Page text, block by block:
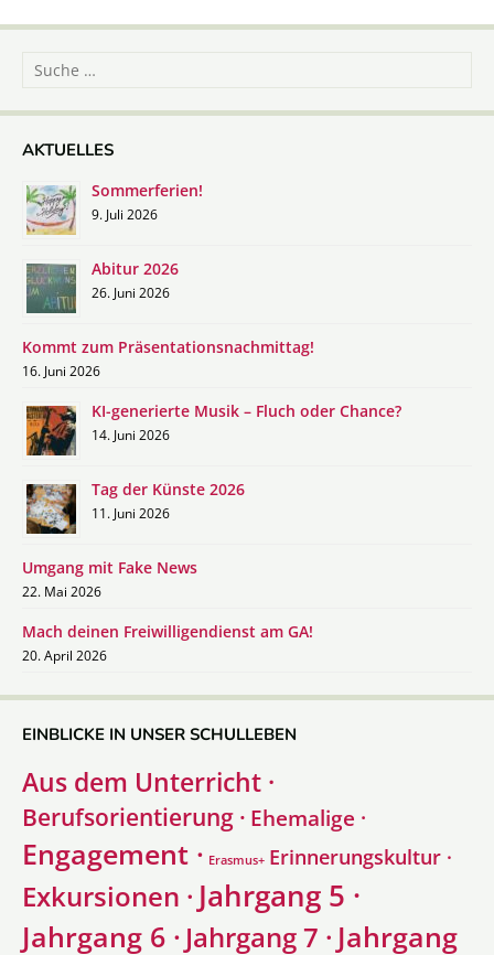
Suche
AKTUELLES
Sommerferien!
9. Juli 2026
Abitur 2026
26. Juni 2026
Kommt zum Präsentationsnachmittag!
16. Juni 2026
KI-generierte Musik – Fluch oder Chance?
14. Juni 2026
Tag der Künste 2026
11. Juni 2026
Umgang mit Fake News
22. Mai 2026
Mach deinen Freiwilligendienst am GA!
20. April 2026
EINBLICKE IN UNSER SCHULLEBEN
Aus dem Unterricht ·
Berufsorientierung · Ehemalige ·
Engagement · Erasmus+ Erinnerungskultur ·
Exkursionen · Jahrgang 5 ·
Jahrgang 6 · Jahrgang 7 · Jahrgang